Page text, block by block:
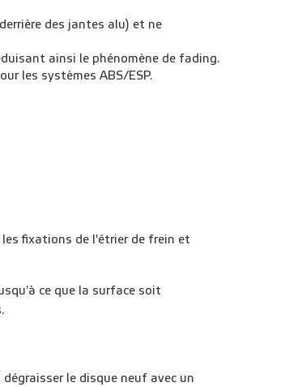
des jantes alu) et ne
ainsi le phénomène de fading.
les systèmes ABS/ESP.
lesfixations de l'étrier de frein et
ce que la surface soit
dégraisser le disque neuf avec un